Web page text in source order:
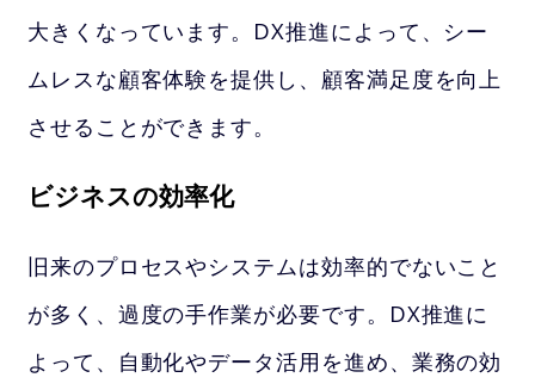
大きくなっています。DX推進によって、シー
ムレスな顧客体験を提供し、顧客満足度を向上
させることができます。
ビジネスの効率化
旧来のプロセスやシステムは効率的でないこと
が多く、過度の手作業が必要です。DX推進に
よって、自動化やデータ活用を進め、業務の効